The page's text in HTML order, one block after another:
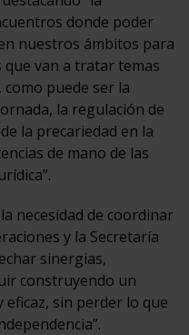
donde poder
nuestros ámbitos para
van a tratar temas
puede ser la
la regulación de
la precariedad en la
de mano de las
necesidad de coordinar
y la Secretaría
sinergias,
construyendo un
eficaz, sin perder lo que